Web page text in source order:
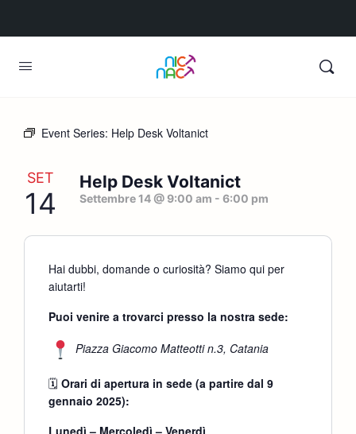
Event Series: Help Desk Voltanict
SET
14
Help Desk Voltanict
Settembre 14 @ 9:00 am - 6:00 pm
Hai dubbi, domande o curiosità? Siamo qui per
aiutarti!
Puoi venire a trovarci presso la nostra sede:
Piazza Giacomo Matteotti n.3, Catania
🗓 Orari di apertura in sede (a partire dal 9
gennaio 2025):